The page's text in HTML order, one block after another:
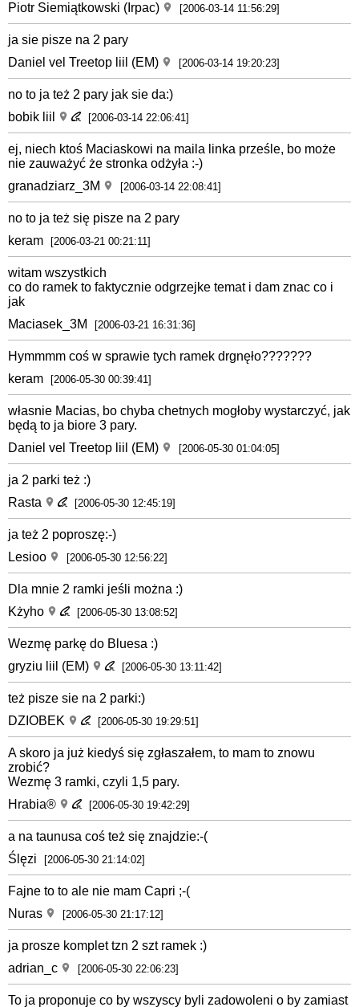
Piotr Siemiątkowski (Irpac)
[2006-03-14 11:56:29]
ja sie pisze na 2 pary
Daniel vel Treetop liil (EM)
[2006-03-14 19:20:23]
no to ja też 2 pary jak sie da:)
bobik liil
[2006-03-14 22:06:41]
ej, niech ktoś Maciaskowi na maila linka prześle, bo może
nie zauważyć że stronka odżyła :-)
granadziarz_3M
[2006-03-14 22:08:41]
no to ja też się pisze na 2 pary
keram
[2006-03-21 00:21:11]
witam wszystkich
co do ramek to faktycznie odgrzejke temat i dam znac co i
jak
Maciasek_3M
[2006-03-21 16:31:36]
Hymmmm coś w sprawie tych ramek drgnęło???????
keram
[2006-05-30 00:39:41]
własnie Macias, bo chyba chetnych mogłoby wystarczyć, jak
będą to ja biore 3 pary.
Daniel vel Treetop liil (EM)
[2006-05-30 01:04:05]
ja 2 parki też :)
Rasta
[2006-05-30 12:45:19]
ja też 2 poproszę:-)
Lesioo
[2006-05-30 12:56:22]
Dla mnie 2 ramki jeśli można :)
Kżyho
[2006-05-30 13:08:52]
Wezmę parkę do Bluesa :)
gryziu liil (EM)
[2006-05-30 13:11:42]
też pisze sie na 2 parki:)
DZIOBEK
[2006-05-30 19:29:51]
A skoro ja już kiedyś się zgłaszałem, to mam to znowu
zrobić?
Wezmę 3 ramki, czyli 1,5 pary.
Hrabia®
[2006-05-30 19:42:29]
a na taunusa coś też się znajdzie:-(
Ślęzi
[2006-05-30 21:14:02]
Fajne to to ale nie mam Capri ;-(
Nuras
[2006-05-30 21:17:12]
ja prosze komplet tzn 2 szt ramek :)
adrian_c
[2006-05-30 22:06:23]
To ja proponuje co by wszyscy byli zadowoleni o by zamiast